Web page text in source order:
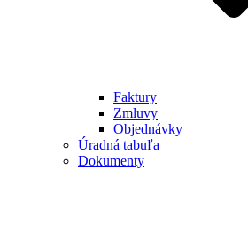
Faktury
Zmluvy
Objednávky
Úradná tabuľa
Dokumenty